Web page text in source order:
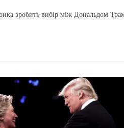
зробить вибір між Дональдом